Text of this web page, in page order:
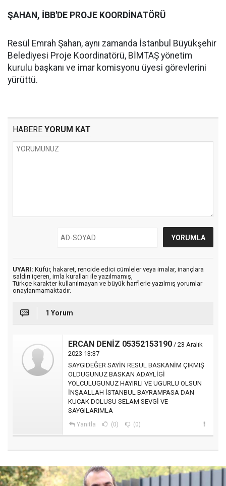
ŞAHAN, İBB'DE PROJE KOORDİNATÖRÜ
Resül Emrah Şahan, aynı zamanda İstanbul Büyükşehir
Belediyesi Proje Koordinatörü, BİMTAŞ yönetim
kurulu başkanı ve imar komisyonu üyesi görevlerini
yürüttü.
HABERE YORUM KAT
UYARI: Küfür, hakaret, rencide edici cümleler veya imalar, inançlara
saldırı içeren, imla kuralları ile yazılmamış,
Türkçe karakter kullanılmayan ve büyük harflerle yazılmış yorumlar
onaylanmamaktadır.
1 Yorum
ERCAN DENİZ 05352153190 / 23 Aralık
2023 13:37
SAYGIDEĞER SAYİN RESUL BASKANİM ÇIKMIŞ
OLDUGUNUZ BASKAN ADAYLİGİ
YOLCULUGUNUZ HAYIRLI VE UGURLU OLSUN
İNŞAALLAH İSTANBUL BAYRAMPASA DAN
KUCAK DOLUSU SELAM SEVGİ VE
SAYGILARIMLA
Yanıtla (0) (0)